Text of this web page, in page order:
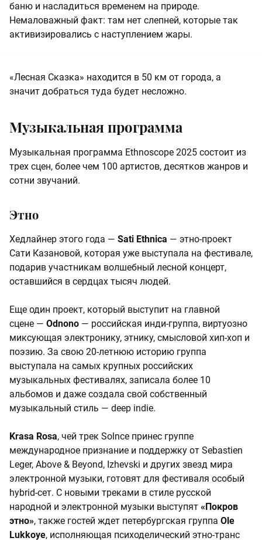
баню и насладиться временем на природе.
Немаловажный факт: там нет слепней, которые так
активизировались с наступлением жары.
«Лесная Сказка» находится в 50 км от города, а
значит добраться туда будет несложно.
Музыкальная программа
Музыкальная программа Ethnoscope 2025 состоит из
трех сцен, более чем 100 артистов, десятков жанров и
сотни звучаний.
Этно
Хедлайнер этого года — Sati Ethnica — этно-проект
Сати Казановой, которая уже выступала на фестивале,
подарив участникам волшебный лесной концерт,
оставшийся в сердцах тысяч людей.
Еще один проект, который выступит на главной
сцене — Odnono — российская инди-группа, виртуозно
миксующая электронику, этнику, смысловой хип-хоп и
поэзию. За свою 20-летнюю историю группа
выступала на самых крупных российских
музыкальных фестивалях, записала более 10
альбомов и даже создала свой собственный
музыкальный стиль — deep indie.
Krasa Rosa, чей трек Solnce принес группе
международное признание и поддержку от Sebastien
Leger, Above & Beyond, Izhevski и других звезд мира
электронной музыки, готовят для фестиваля особый
hybrid-сет. С новыми треками в стиле русской
народной и электронной музыки выступят «Покров
этно», также гостей ждет петербургская группа Ole
Lukkoye, исполняющая психоделический этно-транс